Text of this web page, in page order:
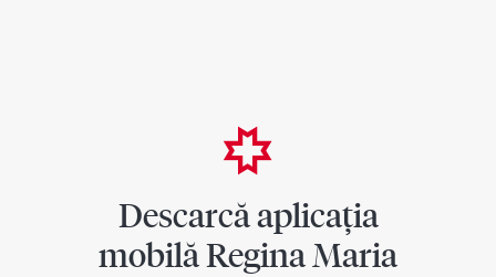
Descarcă aplicația
mobilă Regina Maria